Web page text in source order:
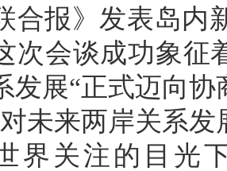
合报》发表岛内
次会谈成功象征
发展“正式迈向
未来两岸关系
关注的目光